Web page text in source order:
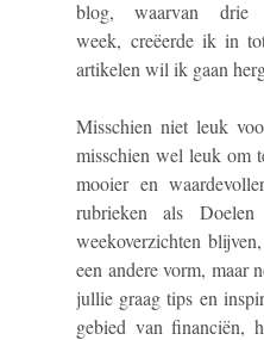
blog, waarvan
week, creëerde ik in
artikelen wil ik gaan
Misschien niet leuk
misschien wel leuk om
mooier en
rubrieken als
weekoverzichten
een andere vorm, maar
jullie graag tips en
gebied van financiën,